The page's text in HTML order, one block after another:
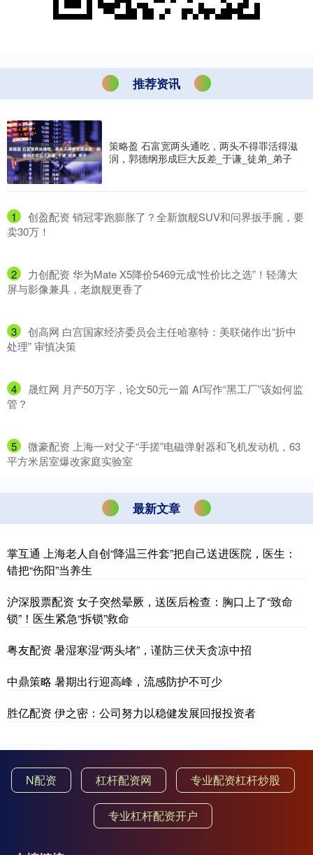
推荐资讯
策略盈 石富宽两头通吃，两头不得罪活得滋
润，郭德纲形成巨大反差_于谦_徒弟_弟子
1
​创盈配资 销冠零跑膨胀了？全新旗舰SUV和问界扳手腕，要
卖30万！
2
​力创配资 华为Mate X5降价5469元成“性价比之选”！轻薄大
屏与影像兼具，老旗舰更香了
3
​创高网 白宫国家经济委员会主任哈塞特：美联储作出“折中
处理” 审慎决策
4
​晟红网 月产50万字，论文50元一篇 AI写作“黑工厂”该如何监
管？
5
​微豪配资 上海一对父子“手搓”电磁弹射器和飞机发动机，63
平方米居室爆改家庭实验室
最新文章
掌互通 上海老人自创“降温三件套”把自己送进医院，医生：
错把“伤阳”当养生
沪深股票配资 女子突然晕厥，送医后检查：胸口上了“致命
锁”！医生紧急“拆锁”救命
粤友配资 暑湿寒湿“两头堵”，谨防三伏天贪凉中招
中鼎策略 暑期出行迎高峰，流感防护不可少
胜亿配资 伊之密：公司努力以稳健发展回报投资者
N配资 杠杆配资网 专业配资杠杆炒股
专业杠杆配资开户